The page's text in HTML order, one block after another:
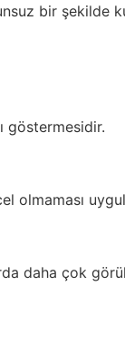
bir şekilde
göstermesidir.
olmaması
daha çok